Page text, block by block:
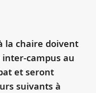
la chaire doivent
campus au
et seront
suivants à